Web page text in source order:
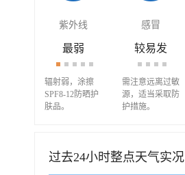
紫外线 感冒
最弱
辐射弱，涂擦
SPF8-12防晒护
肤品。
较易发
需注意远离过敏
源，适当采取防
护措施。
过去24小时整点天气实况